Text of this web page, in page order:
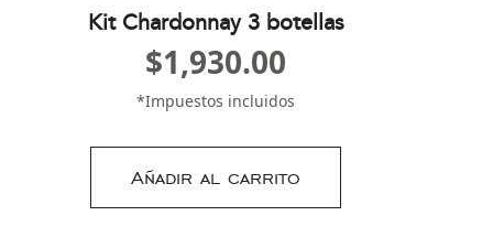
Kit Chardonnay 3 botellas
$1,930.00
*Impuestos incluidos
Añadir al carrito